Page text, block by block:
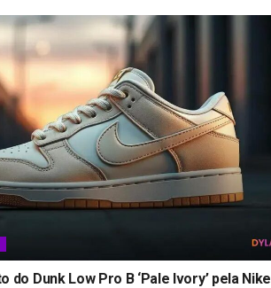
do Dunk Low Pro B ‘Pale Ivory’ pela Nike